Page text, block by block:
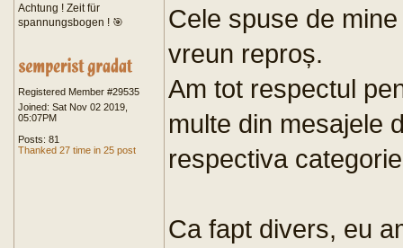
Achtung ! Zeit für
spannungsbogen ! 🎯
Registered Member #29535
Joined: Sat Nov 02 2019,
05:07PM
Posts: 81
Thanked 27 time in 25 post
Cele spuse de
vreun reproș.
Am tot respectul
multe din mesajele
respectiva
Ca fapt divers, eu